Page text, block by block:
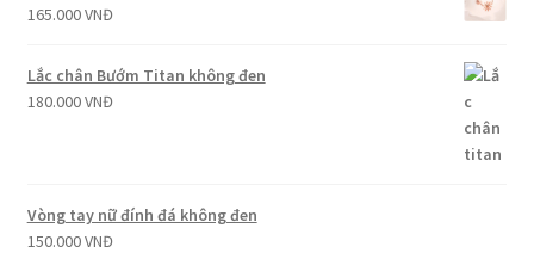
165.000VNĐ
Lắc chân Bướm Titan không đen
180.000VNĐ
Vòng tay nữ đính đá không đen
150.000VNĐ